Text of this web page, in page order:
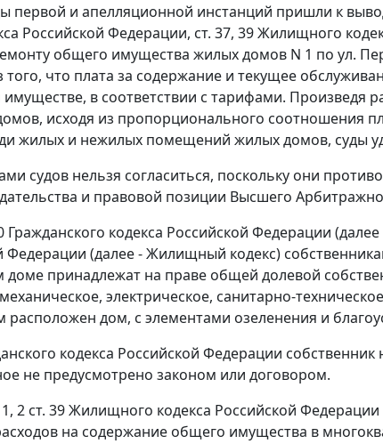
первой и апелляционной инстанций пришли к
Российской Федерации, ст. 37, 39Жилищного
общего имущества жилых домов N 1 по ул.
того, что плата за содержание и текущее
в соответствии с тарифами. Произведя
исходя из пропорционального
жилых и нежилых помещений жилых домов, суды
судов нельзя согласиться, поскольку они
и правовой позиции Высшего
Гражданского кодекса Российской Федерации
Федерации (далее - Жилищный кодекс)
доме принадлежат на праве общей долевой
электрическое, санитарно-
расположен дом, с элементами озеленения и
кодекса Российской Федерации
не предусмотрено законом или договором.
1, 2 ст. 39Жилищного кодекса Российской
на содержание общего имущества в